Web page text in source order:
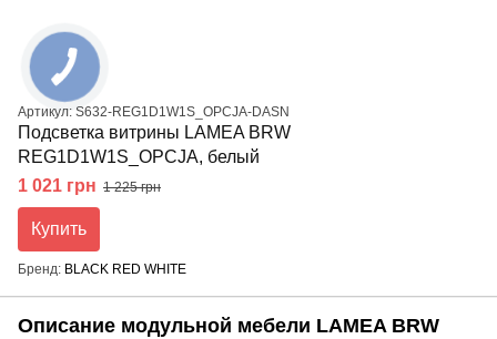
Артикул: S632-REG1D1W1S_OPCJA-DASN
Подсветка витрины LAMEA BRW
REG1D1W1S_OPCJA, белый
1 021 грн 1 225 грн
Купить
Бренд BLACK RED WHITE
Описание модульной мебели LAMEA BRW